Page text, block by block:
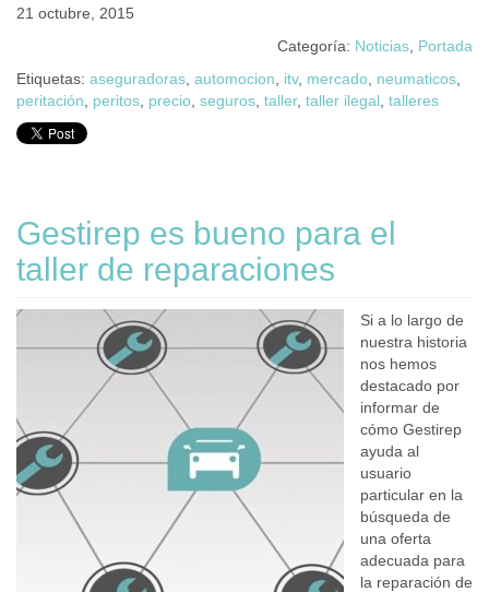
21 octubre, 2015
Categoría: Noticias Portada
Etiquetas: aseguradoras automocion itv, mercado neumaticos
peritación
peritos precio seguros taller, taller ilegal talleres
Gestirep es bueno para el
taller de reparaciones
Si a lo largo de
nuestra historia
nos hemos
destacado por
informar de
cómo Gestirep
ayuda al
usuario
particular en la
búsqueda de
una oferta
adecuada para
la reparación de